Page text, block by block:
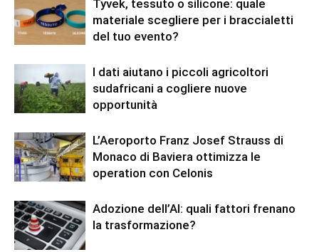
Tyvek, tessuto o silicone: quale
materiale scegliere per i braccialetti
del tuo evento?
I dati aiutano i piccoli agricoltori
sudafricani a cogliere nuove
opportunità
L’Aeroporto Franz Josef Strauss di
Monaco di Baviera ottimizza le
operation con Celonis
Adozione dell’AI: quali fattori frenano
la trasformazione?